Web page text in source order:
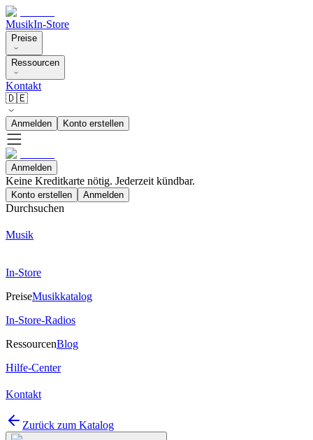
MusikIn-Store
Preise
Ressourcen
Kontakt
🇩🇪
Anmelden Konto erstellen
Anmelden
Keine Kreditkarte nötig. Jederzeit kündbar.
Konto erstellen Anmelden
Durchsuchen
Musik
In-Store
PreiseMusikkatalog
In-Store-Radios
RessourcenBlog
Hilfe-Center
Kontakt
Zurück zum Katalog